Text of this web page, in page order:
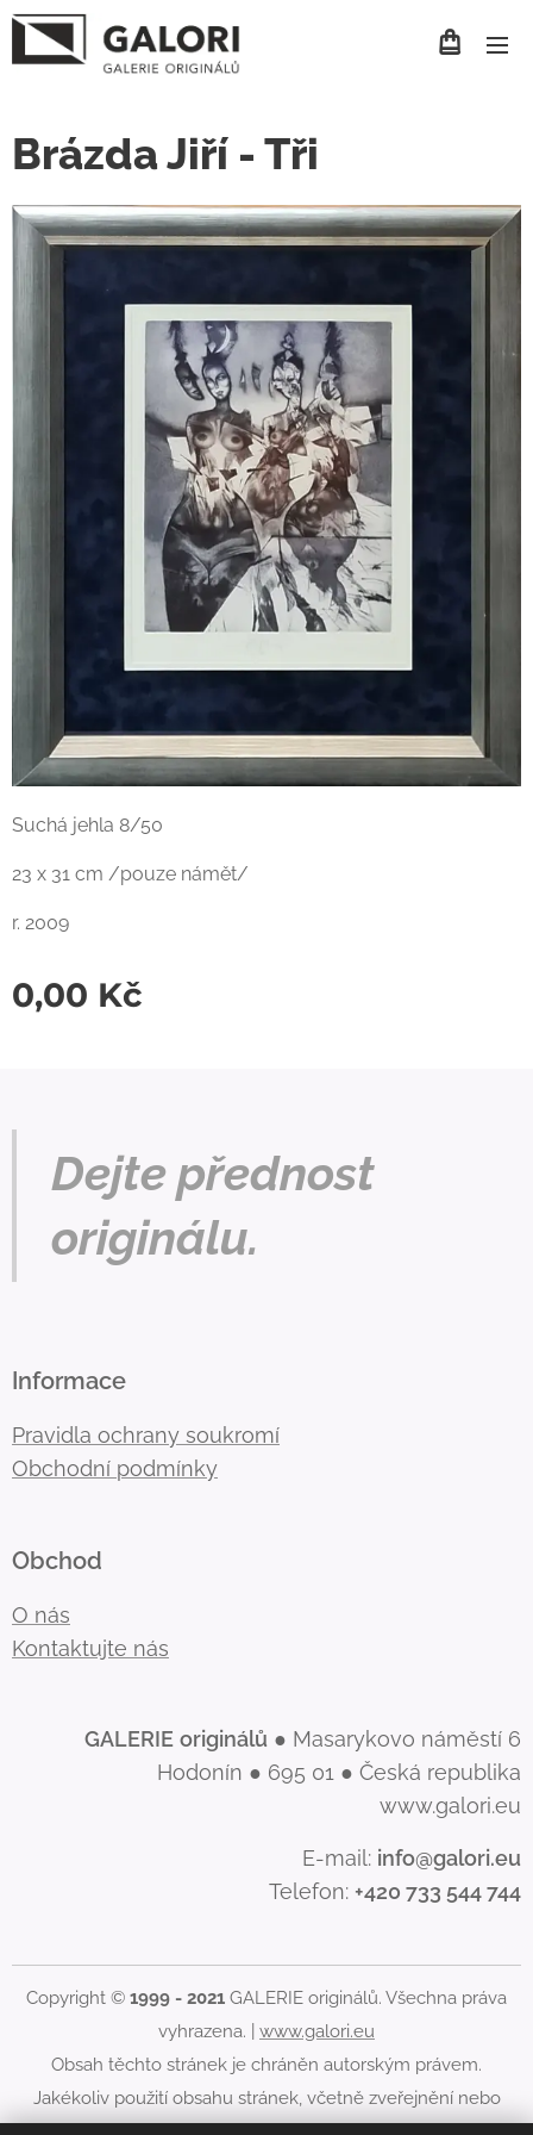
Brázda Jiří - Tři
Suchá jehla 8/50
23 x 31 cm /pouze námět/
r. 2009
0,00 Kč
Dejte přednost
originálu.
Informace
Pravidla ochrany soukromí
Obchodní podmínky
Obchod
O nás
Kontaktujte nás
GALERIE originálů ● Masarykovo náměstí 6
Hodonín ● 695 01 ● Česká republika
www.galori.eu
E-mail: info@galori.eu
Telefon: +420 733 544 744
Copyright © 1999 - 2021 GALERIE originálů. Všechna práva
vyhrazena. | www.galori.eu
Obsah těchto stránek je chráněn autorským právem.
Jakékoliv použití obsahu stránek, včetně zveřejnění nebo